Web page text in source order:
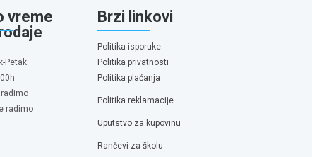
vreme
Petak:
radimo
Brzi linkovi
Politika isporuke
Politika privatnosti
Politika plaćanja
Politika reklamacije
Uputstvo za kupovinu
Rančevi za školu